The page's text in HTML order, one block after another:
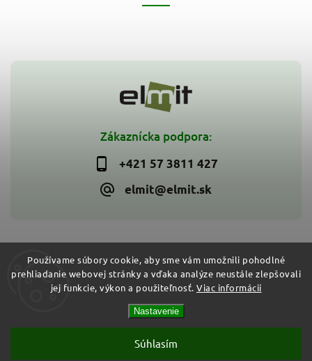
Používame súbory cookie, aby sme vám umožnili pohodlné
prehliadanie webovej stránky a vďaka analýze neustále zlepšovali
jej funkcie, výkon a použiteľnosť. Viac informácií
Nastavenie
Súhlasím
Zákaznícka podpora:
+421 57 3811 427
elmit@elmit.sk
Copyright 2026ELMIT - Elektroinštalačný materiál, svietidlá.
Všetky práva vyhradené.
Shoptet| Design